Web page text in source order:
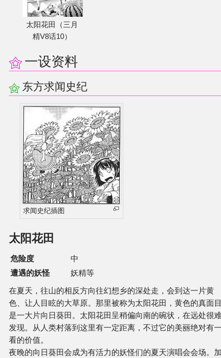
太阳花田（三月
精V8话10）
一设资料
东方求闻史纪
求闻史纪插图
太阳花田
危险度
中
遭遇的妖怪
妖精等
在夏天，往山的相反方向往幻想乡的深处走，会到达一片黄
色、让人目眩的大草原。那里被称为太阳花田，黄色的真面
是一大片向日葵田。太阳花田呈稍偏向南的碗状，在远处很
发现。从人类村落到这里有一定距离，不过它的美丽绝对有
看的价值。
夜晚的向日葵田会成为有活力的妖怪们的夏天演唱会会场。